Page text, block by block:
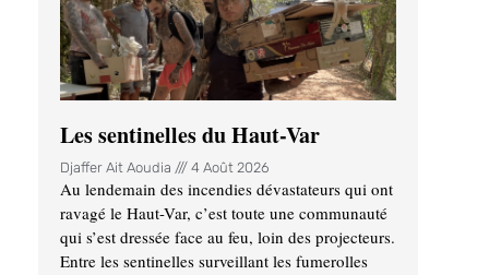
Les sentinelles du Haut-Var
Djaffer Ait Aoudia 4 Août 2026
Au lendemain des incendies dévastateurs qui ont
ravagé le Haut-Var, c’est toute une communauté
qui s’est dressée face au feu, loin des projecteurs.
Entre les sentinelles surveillant les fumerolles